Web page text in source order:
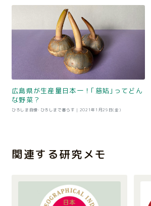
広島県が生産量日本一！｢慈姑｣ってどん
な野菜？
ひろしま自慢･ひろしまで暮らす | 2021年1月29日(金)
関連する研究メモ